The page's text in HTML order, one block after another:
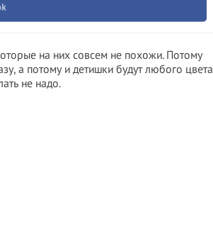
на них совсем не похожи. Потому
а потому и детишки будут любого цвета
не надо.